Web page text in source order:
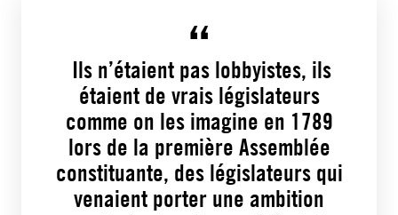
Ils n’étaient pas lobbyistes, ils
étaient de vrais législateurs
comme on les imagine en 1789
lors de la première Assemblée
constituante, des législateurs qui
venaient porter une ambition